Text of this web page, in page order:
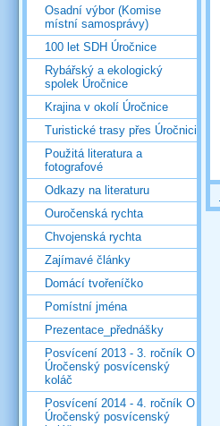
Osadní výbor (Komise
místní samosprávy)
100 let SDH Úročnice
Rybářský a ekologický
spolek Úročnice
Krajina v okolí Úročnice
Turistické trasy přes Úročnici
Použitá literatura a
fotografové
Odkazy na literaturu
Ouročenská rychta
Chvojenská rychta
Zajímavé články
Domácí tvořeníčko
Pomístní jména
Prezentace_přednášky
Posvícení 2013 - 3. ročník O
Úročenský posvícenský
koláč
Posvícení 2014 - 4. ročník O
Úročenský posvícenský